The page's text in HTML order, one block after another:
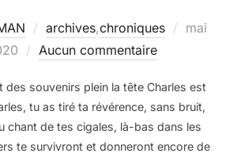
archives,chroniques
Publié
mai
Aucun commentaire
des souvenirs plein la tête Charles est
tu as tiré ta révérence, sans bruit,
chant de tes cigales, là-bas dans les
te survivront et donneront encore de